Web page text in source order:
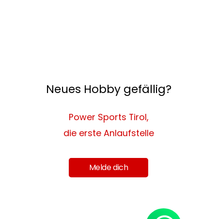
Neues Hobby gefällig?
Power Sports Tirol,
die erste Anlaufstelle
Melde dich